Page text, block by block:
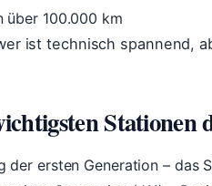
über 100.000 km
ist technisch spannend,
Stationen
der ersten Generation – das